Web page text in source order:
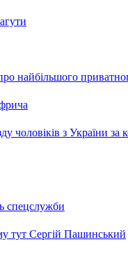
найбільшого
чоловіків з України за
спецслужби
тут Сергій Пашинський